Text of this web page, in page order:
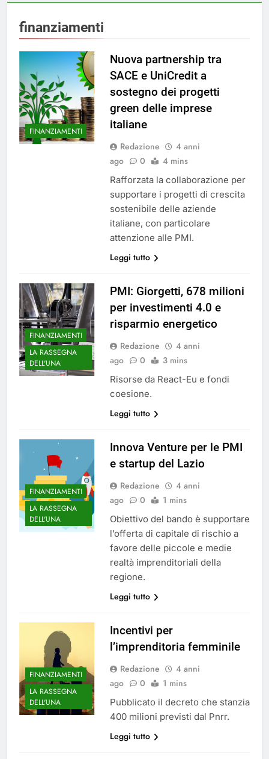
finanziamenti
FINANZIAMENTI
Nuova partnership tra
SACE e UniCredit a
sostegno dei progetti
green delle imprese
italiane
Redazione
4 anni
ago
0 4 mins
Rafforzata la collaborazione per
supportare i progetti di crescita
sostenibile delle aziende
italiane, con particolare
attenzione alle PMI.
Leggi tutto
FINANZIAMENTI
LA RASSEGNA
DELL'UNA
PMI: Giorgetti, 678 milioni
per investimenti 4.0 e
risparmio energetico
Redazione
4 anni
ago
0 3 mins
Risorse da React-Eu e fondi
coesione.
Leggi tutto
FINANZIAMENTI
LA RASSEGNA
DELL'UNA
Innova Venture per le PMI
e startup del Lazio
Redazione
4 anni
ago
0 1 mins
Obiettivo del bando è supportare
l’offerta di capitale di rischio a
favore delle piccole e medie
realtà imprenditoriali della
regione.
Leggi tutto
FINANZIAMENTI
LA RASSEGNA
DELL'UNA
Incentivi per
l’imprenditoria femminile
Redazione
4 anni
ago
0 1 mins
Pubblicato il decreto che stanzia
400 milioni previsti dal Pnrr.
Leggi tutto